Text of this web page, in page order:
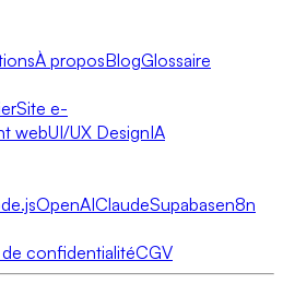
À proposBlogGlossaire
Site e-
webUI/UX DesignIA
OpenAIClaudeSupabasen8n
confidentialitéCGV